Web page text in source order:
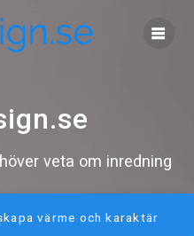
veta om inredning
värme och karaktär